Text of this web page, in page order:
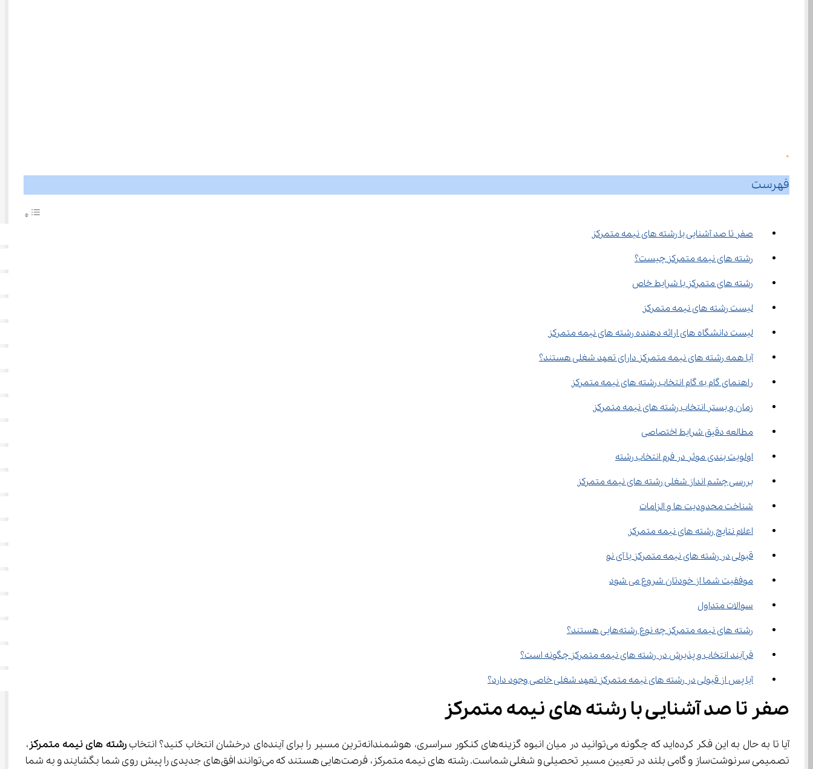
0
فهرست
صفر تا صد آشنایی با رشته های نیمه متمرکز
رشته های نیمه متمرکز چیست؟
رشته‌ های متمرکز با شرایط خاص
لیست رشته های نیمه متمرکز
لیست دانشگاه های ارائه دهنده رشته های نیمه متمرکز
آیا همه رشته های نیمه متمرکز دارای تعهد شغلی هستند؟
راهنمای گام به گام انتخاب رشته های نیمه متمرکز
زمان و بستر انتخاب رشته های نیمه متمرکز
مطالعه دقیق شرایط اختصاصی
اولویت ‌بندی موثر در فرم انتخاب رشته
بررسی چشم ‌انداز شغلی رشته های نیمه متمرکز
شناخت محدودیت‌ ها و الزامات
اعلام نتایج رشته های نیمه متمرکز
قبولی در رشته های نیمه متمرکز با آی نو
موفقیت شما از خودتان شروع می ‌شود
سوالات متداول
رشته های نیمه متمرکز چه نوع رشته‌هایی هستند؟
فرآیند انتخاب و پذیرش در رشته های نیمه متمرکز چگونه است؟
آیا پس از قبولی در رشته های نیمه متمرکز تعهد شغلی خاصی وجود دارد؟
صفر تا صد آشنایی با رشته های نیمه متمرکز
آیا تا به حال به این فکر کرده‌اید که چگونه می‌توانید در میان انبوه گزینه‌های کنکور سراسری، هوشمندانه‌ترین مسیر را برای آینده‌ای درخشان انتخاب کنید؟ انتخاب رشته های نیمه متمرکز ،
تصمیمی سرنوشت‌ساز و گامی بلند در تعیین مسیر تحصیلی و شغلی شماست. رشته های نیمه متمرکز، فرصت‌هایی هستند که می‌توانند افق‌های جدیدی را پیش روی شما بگشایند و به شما